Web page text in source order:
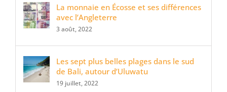
La monnaie en Écosse et ses différences
avec l’Angleterre
3 août, 2022
Les sept plus belles plages dans le sud
de Bali, autour d’Uluwatu
19 juillet, 2022